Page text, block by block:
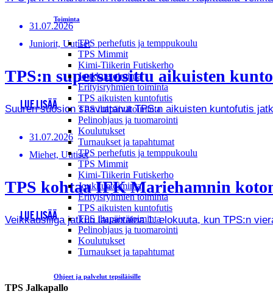
Toiminta
TPS perhefutis ja temppukoulu
TPS Mimmit
Kimi-Tiikerin Futiskerho
Joukkuetoiminta
Erityisryhmien toiminta
TPS aikuisten kuntofutis
TPS iltapäivätoiminta
Pelinohjaus ja tuomarointi
Koulutukset
Turnaukset ja tapahtumat
TPS perhefutis ja temppukoulu
TPS Mimmit
Kimi-Tiikerin Futiskerho
Joukkuetoiminta
Erityisryhmien toiminta
TPS aikuisten kuntofutis
TPS iltapäivätoiminta
Pelinohjaus ja tuomarointi
Koulutukset
Turnaukset ja tapahtumat
Ohjeet ja palvelut tepsiläisille
31.07.2026
Juniorit, Uutiset
TPS:n supersuosittu aikuisten
Suuren suosion saavuttanut TPS:n aikuisten kuntofutis
LUE LISÄÄ
31.07.2026
Miehet, Uutiset
TPS kohtaa IFK Mariehamnin
Veikkausliiga jatkuu lauantaina 1. elokuuta, kun TPS:n
LUE LISÄÄ
TPS Jalkapallo